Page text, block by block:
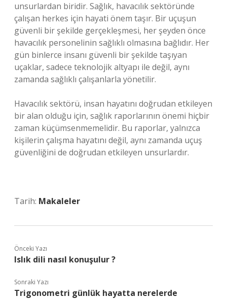
unsurlardan biridir. Sağlık, havacılık sektöründe
çalışan herkes için hayati önem taşır. Bir uçuşun
güvenli bir şekilde gerçekleşmesi, her şeyden önce
havacılık personelinin sağlıklı olmasına bağlıdır. Her
gün binlerce insanı güvenli bir şekilde taşıyan
uçaklar, sadece teknolojik altyapı ile değil, aynı
zamanda sağlıklı çalışanlarla yönetilir.
Havacılık sektörü, insan hayatını doğrudan etkileyen
bir alan olduğu için, sağlık raporlarının önemi hiçbir
zaman küçümsenmemelidir. Bu raporlar, yalnızca
kişilerin çalışma hayatını değil, aynı zamanda uçuş
güvenliğini de doğrudan etkileyen unsurlardır.
Tarih: Makaleler
Önceki Yazı
Islık dili nasıl konuşulur ?
Sonraki Yazı
Trigonometri günlük hayatta nerelerde